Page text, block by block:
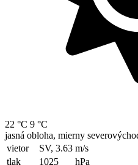
22 °C 9 °C
jasná obloha, mierny
vietor
SV, 3.63 m/s
tlak
1025
hPa